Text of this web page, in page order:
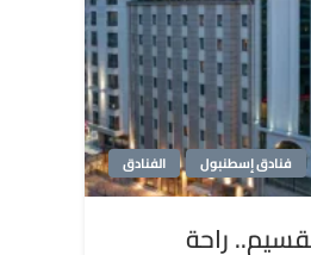
الفنادق فنادق إسطنبول
راحة